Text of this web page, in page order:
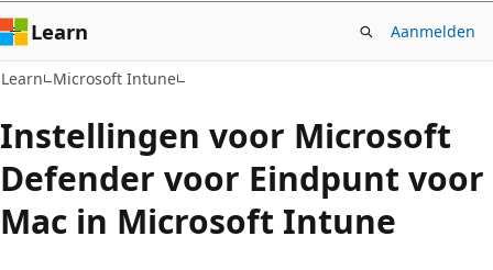
Learn Aanmelden
Learn Microsoft Intune
Instellingen voor Microsoft
Defender voor Eindpunt voor
Mac in Microsoft Intune